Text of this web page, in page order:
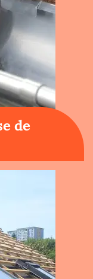
de